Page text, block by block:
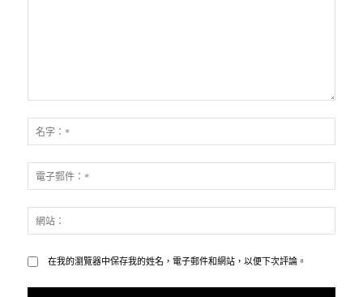
表
評
論：
字：
*
子
郵
*站：
在我的瀏覽器中保存我的姓名，電子郵件和網站，以便下次評論。